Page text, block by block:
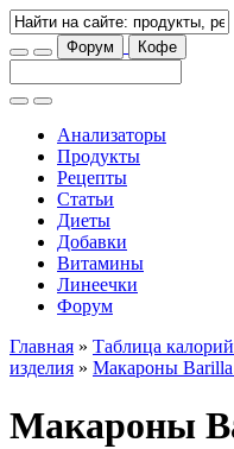
Форум Кофе
Анализаторы
Продукты
Рецепты
Статьи
Диеты
Добавки
Витамины
Линеечки
Форум
Главная » Таблица
изделия » Макароны
Макароны